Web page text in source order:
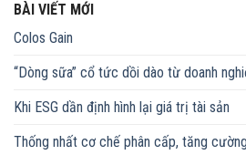
BÀI VIẾT MỚI
Colos Gain
“Dòng sữa” cổ tức dồi dào từ doanh
Khi ESG dần định hình lại giá trị tài sản
Thống nhất cơ chế phân cấp, tăng